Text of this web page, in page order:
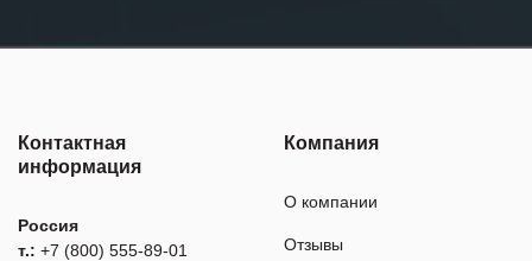
Контактная
информация
Россия
т.: +7 (800) 555-89-01
Компания
О компании
Отзывы